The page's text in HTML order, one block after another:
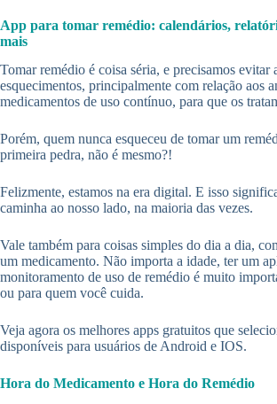
App para tomar remédio: calendários,
mais
Tomar remédio é coisa séria, e precisamos evitar
esquecimentos, principalmente com relação aos
medicamentos de uso contínuo, para que os
Porém, quem nunca esqueceu de tomar um
primeira pedra, não é mesmo?!
Felizmente, estamos na era digital. E isso
caminha ao nosso lado, na maioria das vezes.
Vale também para coisas simples do dia a dia,
um medicamento. Não importa a idade, ter um
monitoramento de uso de remédio é muito
ou para quem você cuida.
Veja agora os melhores apps gratuitos que
disponíveis para usuários de Android e IOS.
Hora do Medicamento e Hora do Remédio